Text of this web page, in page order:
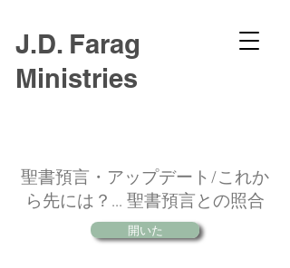
J.D. Farag
Ministries
聖書預言・アップデート/これか
ら先には？... 聖書預言との照合
開いた